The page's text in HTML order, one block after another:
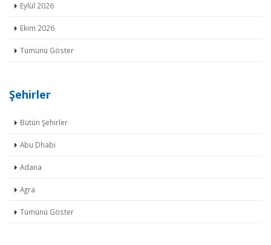
Eylül 2026
Ekim 2026
Tümünü Göster
Şehirler
Bütün Şehirler
Abu Dhabi
Adana
Agra
Tümünü Göster